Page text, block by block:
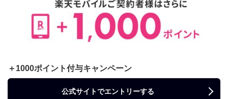
＋1000ポイント付与キャンペーン
公式サイトでエントリーする